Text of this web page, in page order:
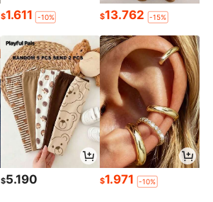
$1.611 -10% $13.762 -15%
$5.190 $1.971 -10%